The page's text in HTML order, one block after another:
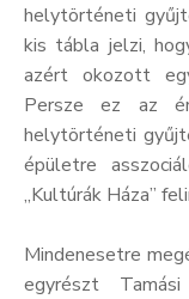
helytörténeti
kis tábla jelzi,
azért okozott
Persze ez az
helytörténeti
épületre
„Kultúrák Háza”
Mindenesetre
egyrészt